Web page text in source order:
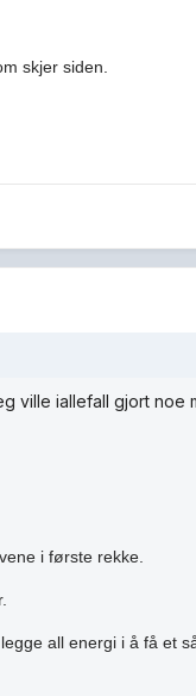
skjer siden.
ville iallefall gjort noe
i første rekke.
all energi i å få et